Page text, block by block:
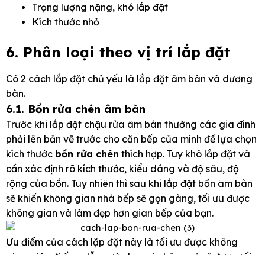
Trọng lượng nặng, khó lắp đặt
Kích thước nhỏ
6. Phân loại theo vị trí lắp đặt
Có 2 cách lắp đặt chủ yếu là lắp đặt âm bàn và dương
bàn.
6.1. Bồn rửa chén âm bàn
Trước khi lắp đặt chậu rửa âm bàn thường các gia đình
phải lên bản vẽ trước cho căn bếp của mình để lựa chọn
kích thước bồn rửa chén thích hợp. Tuy khó lắp đặt và
cần xác định rõ kích thước, kiểu dáng và độ sâu, độ
rộng của bồn. Tuy nhiên thì sau khi lắp đặt bồn âm bàn
sẽ khiến không gian nhà bếp sẽ gọn gàng, tối ưu được
không gian và làm đẹp hơn gian bếp của bạn.
Ưu điểm của cách lặp đặt này là tối ưu được không